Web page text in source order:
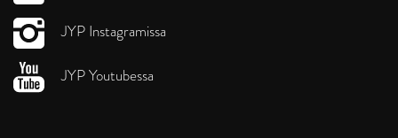
JYP Instagramissa
JYP Youtubessa